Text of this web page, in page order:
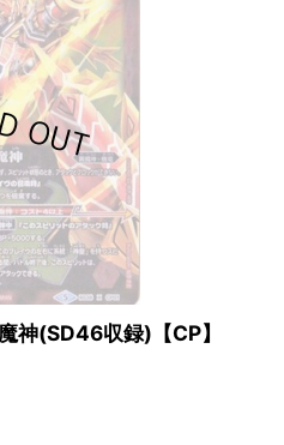
神(SD46収録)【CP】